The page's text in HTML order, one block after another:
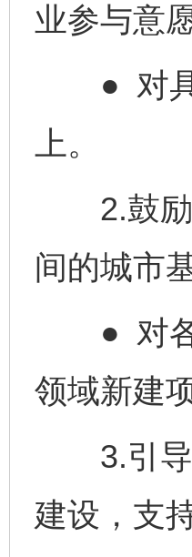
业参与意
● 对具
上。
2.鼓励
间的城市
● 对各
领域新建
3.引导
建设，支